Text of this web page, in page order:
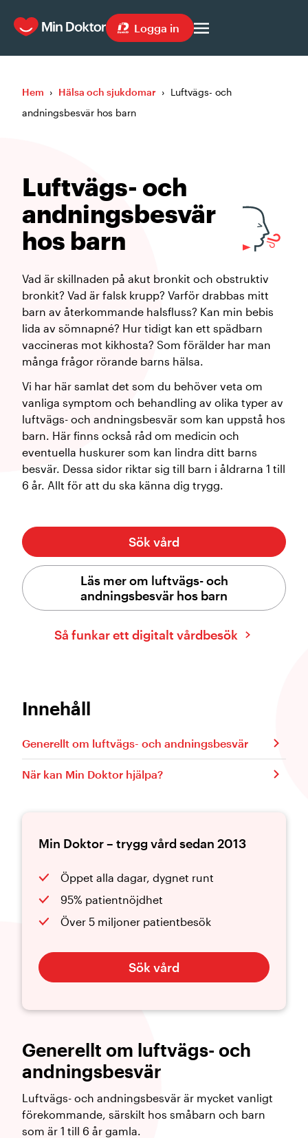
Logga in
Hem › Hälsa och sjukdomar › Luftvägs- och
andningsbesvär hos barn
Luftvägs- och
andningsbesvär
hos barn
Vad är skillnaden på akut bronkit och obstruktiv
bronkit? Vad är falsk krupp? Varför drabbas mitt
barn av återkommande halsfluss? Kan min bebis
lida av sömnapné? Hur tidigt kan ett spädbarn
vaccineras mot kikhosta? Som förälder har man
många frågor rörande barns hälsa.
Vi har här samlat det som du behöver veta om
vanliga symptom och behandling av olika typer av
luftvägs- och andningsbesvär som kan uppstå hos
barn. Här finns också råd om medicin och
eventuella huskurer som kan lindra ditt barns
besvär. Dessa sidor riktar sig till barn i åldrarna 1 till
6 år. Allt för att du ska känna dig trygg.
Läs mer om luftvägs- och
andningsbesvär hos barn
Sök vård
Så funkar ett digitalt vårdbesök
Generellt om luftvägs- och
andningsbesvär
Luftvägs- och andningsbesvär är mycket vanligt
förekommande, särskilt hos småbarn och barn
som är 1 till 6 år gamla.
Innehåll
Generellt om luftvägs- och andningsbesvär
När kan Min Doktor hjälpa?
Min Doktor – trygg vård sedan 2013
Öppet alla dagar, dygnet runt
95% patientnöjdhet
Över 5 miljoner patientbesök
Sök vård